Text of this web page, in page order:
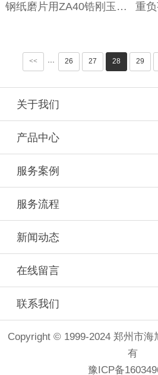
钢纸磨片用ZA40锆刚玉涂附磨具用锆刚玉粒度砂
<< ··· 26 27 28 29
关于我们
产品中心
服务案例
服务流程
新闻动态
在线留言
联系我们
Copyright © 1999-2024 郑州市
有
豫ICP备